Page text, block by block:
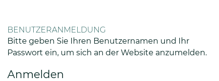
BENUTZERANMELDUNG
Bitte geben Sie Ihren Benutzernamen und Ihr
Passwort ein, um sich an der Website anzumelden.
Anmelden